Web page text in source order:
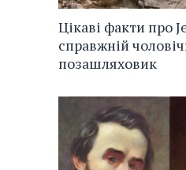
Цікаві факти про
справжній
позашляховик